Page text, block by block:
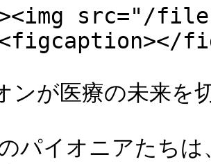
src="/files/
ンが医療の未来を
パイオニアたち